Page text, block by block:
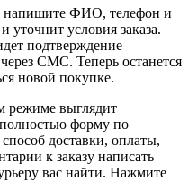
напишите ФИО, телефон и
уточнит условия заказа.
подтверждение
СМС. Теперь останется
новой покупке.
режиме выглядит
форму по
доставки, оплаты,
к заказу написать
вас найти. Нажмите